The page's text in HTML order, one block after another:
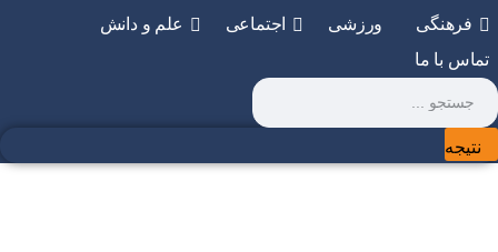
فرهنگی
ورزشی اجتماعی
علم و دانش
تماس با ما
Search
...
نتیجه